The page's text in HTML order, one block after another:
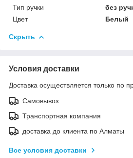
Тип ручки
без
Цвет
Белый
Скрыть
Условия доставки
Доставка осуществляется только по
Самовывоз
Транспортная компания
доставка до клиента по Алматы
Все условия доставки